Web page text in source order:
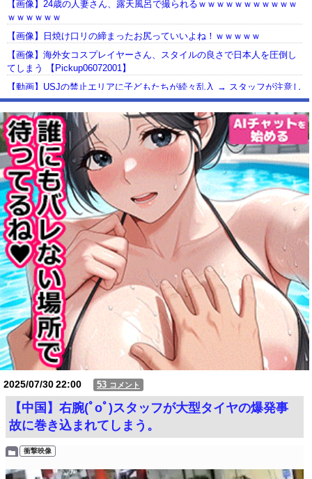
【画像】24歳の人妻さん、露天風呂で撮られるｗｗｗｗｗｗｗｗｗｗｗ
ｗｗｗｗｗｗ
【画像】日焼け口リの締まったお尻っていいよね！ｗｗｗｗｗ
【画像】海外女コスプレイヤーさん、スタイルの良さで日本人を圧倒し
てしまう 【Pickup06072001】
【動画】USJの禁止エリアに子どもたちが続々乱入 → スタッフが注意し
ても止まらない事態に
Powered by livedoor 相互RSS
2025/07/3022:00 53 コメント
【中国】右腕(ﾟoﾟ)スタッフが大型タイヤの爆発事
故に巻き込まれてしまう。
衝撃映像